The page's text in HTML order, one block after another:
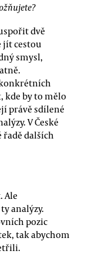
dvě
jít cestou
smysl,
kde by to mělo
právě sdílené
V České
dalších
Ale
analýzy.
pozic
tak abychom